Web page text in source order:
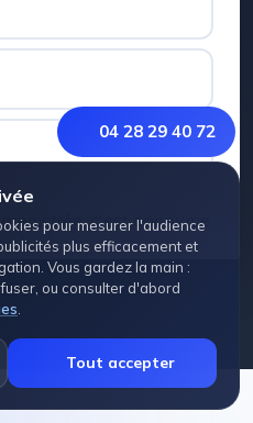
04 28 29 40 72
pour mesurer l'audience
plus efficacement et
Vous gardez la main :
ou consulter d'abord
Tout accepter
c'est anonyme.